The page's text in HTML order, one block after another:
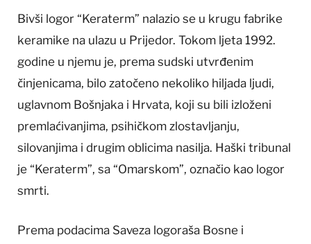
Bivši logor “Keraterm” nalazio se u krugu fabrike
keramike na ulazu u Prijedor. Tokom ljeta 1992.
godine u njemu je, prema sudski utvrđenim
činjenicama, bilo zatočeno nekoliko hiljada ljudi,
uglavnom Bošnjaka i Hrvata, koji su bili izloženi
premlaćivanjima, psihičkom zlostavljanju,
silovanjima i drugim oblicima nasilja. Haški tribunal
je “Keraterm”, sa “Omarskom”, označio kao logor
smrti.
Prema podacima Saveza logoraša Bosne i